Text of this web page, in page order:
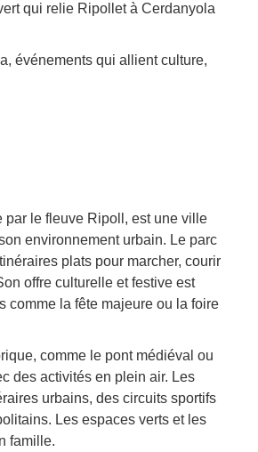
qui relie Ripollet à Cerdanyola
événements qui allient culture,
par le fleuve Ripoll, est une ville
environnement urbain. Le parc
plats pour marcher, courir
offre culturelle et festive est
comme la fête majeure ou la foire
comme le pont médiéval ou
des activités en plein air. Les
urbains, des circuits sportifs
Les espaces verts et les
famille.